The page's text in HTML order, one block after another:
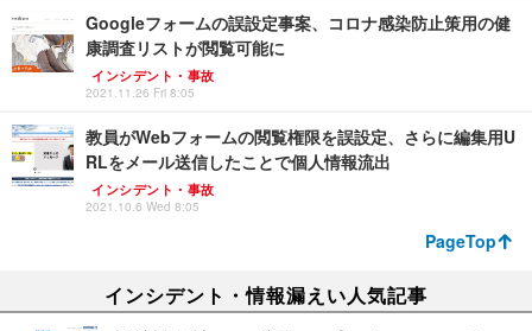
Googleフォームの誤設定事案、コロナ感染防止策用の健
康調査リストが閲覧可能に
インシデント・事故
2021.11.26 Fri 8:05
教員がWebフォームの閲覧権限を誤設定、さらに編集用U
RLをメール送信したことで個人情報流出
インシデント・事故
2021.10.6 Wed 8:05
PageTop
インシデント・情報漏えい人気記事